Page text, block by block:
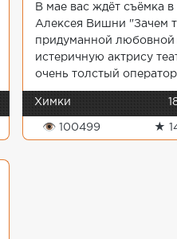
В мае вас ждёт съёмка
Алексея Вишни "Зачем
придуманной любовной
истеричную актрису
очень толстый оператор
Химки
👁 100499 ★